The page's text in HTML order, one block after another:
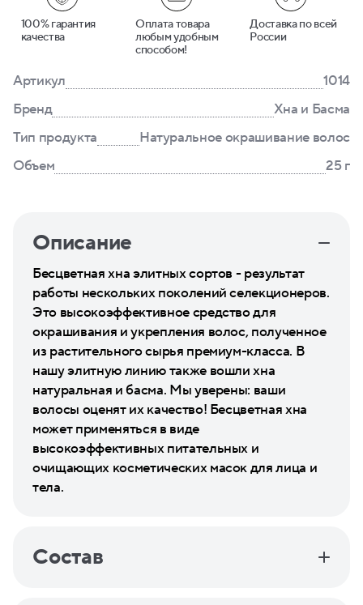
100% гарантия
качества
Оплата товара
любым удобным
способом!
Доставка по всей
России
Артикул
1014
Бренд
Хна и Басма
Тип продукта
Натуральное окрашивание волос
Объем
25 г
Описание
Бесцветная хна элитных сортов - результат
работы нескольких поколений селекционеров.
Это высокоэффективное средство для
окрашивания и укрепления волос, полученное
из растительного сырья премиум-класса. В
нашу элитную линию также вошли хна
натуральная и басма. Мы уверены: ваши
волосы оценят их качество! Бесцветная хна
может применяться в виде
высокоэффективных питательных и
очищающих косметических масок для лица и
тела.
Состав